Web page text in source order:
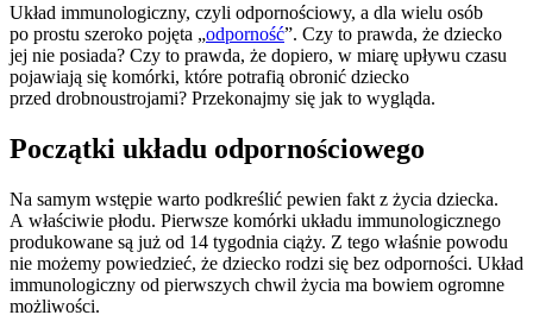
Układ immunologiczny, czyli odpornościowy, a dla wielu osób
po prostu szeroko pojęta „odporność”. Czy to prawda, że dziecko
jej nie posiada? Czy to prawda, że dopiero, w miarę upływu czasu
pojawiają się komórki, które potrafią obronić dziecko
przed drobnoustrojami? Przekonajmy się jak to wygląda.
Początki układu odpornościowego
Na samym wstępie warto podkreślić pewien fakt z życia dziecka.
A właściwie płodu. Pierwsze komórki układu immunologicznego
produkowane są już od 14 tygodnia ciąży. Z tego właśnie powodu
nie możemy powiedzieć, że dziecko rodzi się bez odporności. Układ
immunologiczny od pierwszych chwil życia ma bowiem ogromne
możliwości.